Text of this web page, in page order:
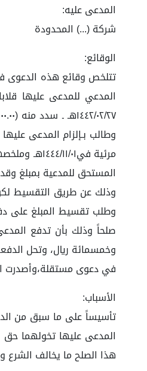
المدعى عليه:
شركة (...) المحدودة
الوقائع:
مرئية
وذلك عن طريق التقسيط
وطلب تقسيط المبلغ على
في دعوى مستقلة،وأصدرت
الأسباب:
تأسيساً على ما سبق من
المدعى عليها تخولهما حق
هذا الصلح ما يخالف الشرع